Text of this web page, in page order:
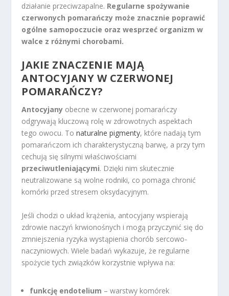
działanie przeciwzapalne. Regularne spożywanie
czerwonych pomarańczy może znacznie poprawić
ogólne samopoczucie oraz wesprzeć organizm w
walce z różnymi chorobami.
JAKIE ZNACZENIE MAJĄ
ANTOCYJANY W CZERWONEJ
POMARAŃCZY?
Antocyjany obecne w czerwonej pomarańczy
odgrywają kluczową rolę w zdrowotnych aspektach
tego owocu. Tonaturalne pigmenty, które nadają tym
pomarańczom ich charakterystyczną barwę, a przy tym
cechują się silnymi właściwościami
przeciwutleniającymi. Dzięki nim skutecznie
neutralizowane są wolne rodniki, co pomaga chronić
komórki przed stresem oksydacyjnym.
Jeśli chodzi o układ krążenia, antocyjany wspierają
zdrowie naczyń krwionośnych i mogą przyczynić się do
zmniejszenia ryzyka wystąpienia chorób sercowo-
naczyniowych. Wiele badań wykazuje, że regularne
spożycie tych związków korzystnie wpływa na:
funkcję endotelium – warstwy komórek